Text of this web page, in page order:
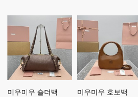
미우미우 숄더백 미우미우 호보백